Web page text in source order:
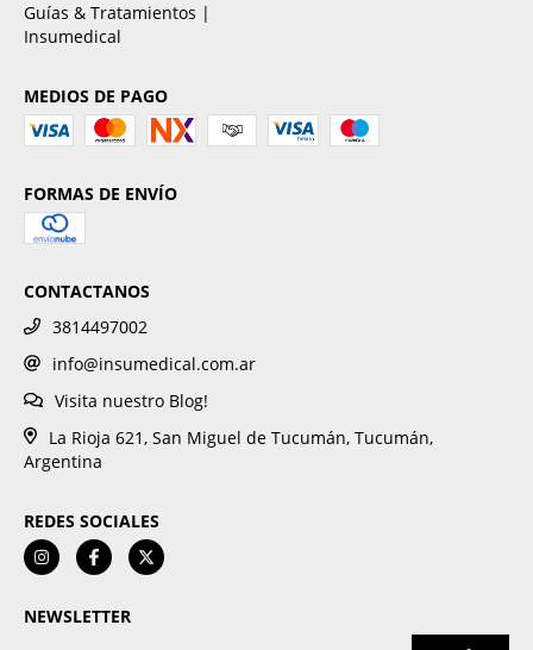
Guías & Tratamientos |
Insumedical
MEDIOS DE PAGO
FORMAS DE ENVÍO
CONTACTANOS
3814497002
info@insumedical.com.ar
Visita nuestro Blog!
La Rioja 621, San Miguel de Tucumán, Tucumán,
Argentina
REDES SOCIALES
NEWSLETTER